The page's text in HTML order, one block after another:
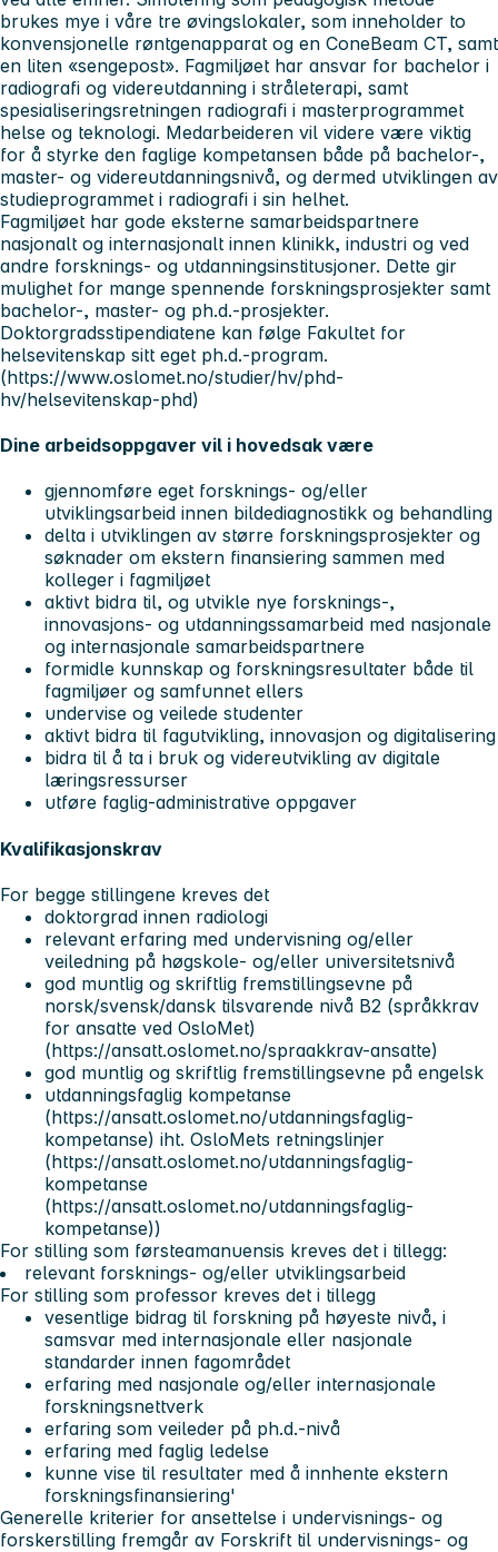
brukes mye i våre tre øvingslokaler, som inneholder to
konvensjonelle røntgenapparat og en ConeBeam CT, samt
en liten «sengepost». Fagmiljøet har ansvar for bachelor i
radiografi og videreutdanning i stråleterapi, samt
spesialiseringsretningen radiografi i masterprogrammet
helse og teknologi. Medarbeideren vil videre være viktig
for å styrke den faglige kompetansen både på bachelor-,
master- og videreutdanningsnivå, og dermed utviklingen av
studieprogrammet i radiografi i sin helhet.
Fagmiljøet har gode eksterne samarbeidspartnere
nasjonalt og internasjonalt innen klinikk, industri og ved
andre forsknings- og utdanningsinstitusjoner. Dette gir
mulighet for mange spennende forskningsprosjekter samt
bachelor-, master- og ph.d.-prosjekter.
Doktorgradsstipendiatene kan følge Fakultet for
helsevitenskap sitt eget ph.d.-program.
(https://www.oslomet.no/studier/hv/phd-
hv/helsevitenskap-phd)
Dine arbeidsoppgaver vil i hovedsak være
gjennomføre eget forsknings- og/eller
utviklingsarbeid innen bildediagnostikk og behandling
delta i utviklingen av større forskningsprosjekter og
søknader om ekstern finansiering sammen med
kolleger i fagmiljøet
aktivt bidra til, og utvikle nye forsknings-,
innovasjons- og utdanningssamarbeid med nasjonale
og internasjonale samarbeidspartnere
formidle kunnskap og forskningsresultater både til
fagmiljøer og samfunnet ellers
undervise og veilede studenter
aktivt bidra til fagutvikling, innovasjon og digitalisering
bidra til å ta i bruk og videreutvikling av digitale
læringsressurser
utføre faglig-administrative oppgaver
Kvalifikasjonskrav
For begge stillingene kreves det
doktorgrad innen radiologi
relevant erfaring med undervisning og/eller
veiledning på høgskole- og/eller universitetsnivå
god muntlig og skriftlig fremstillingsevne på
norsk/svensk/dansk tilsvarende nivå B2 (språkkrav
for ansatte ved OsloMet)
(https://ansatt.oslomet.no/spraakkrav-ansatte)
god muntlig og skriftlig fremstillingsevne på engelsk
utdanningsfaglig kompetanse
(https://ansatt.oslomet.no/utdanningsfaglig-
kompetanse) iht. OsloMets retningslinjer
(https://ansatt.oslomet.no/utdanningsfaglig-
kompetanse
(https://ansatt.oslomet.no/utdanningsfaglig-
kompetanse))
For stilling som førsteamanuensis kreves det i tillegg:
relevant forsknings- og/eller utviklingsarbeid
For stilling som professor kreves det i tillegg
vesentlige bidrag til forskning på høyeste nivå, i
samsvar med internasjonale eller nasjonale
standarder innen fagområdet
erfaring med nasjonale og/eller internasjonale
forskningsnettverk
erfaring som veileder på ph.d.-nivå
erfaring med faglig ledelse
kunne vise til resultater med å innhente ekstern
forskningsfinansiering'
Generelle kriterier for ansettelse i undervisnings- og
forskerstilling fremgår av Forskrift til undervisnings- og